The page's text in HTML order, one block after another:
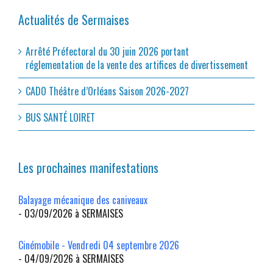
Actualités de Sermaises
Arrêté Préfectoral du 30 juin 2026 portant
réglementation de la vente des artifices de divertissement
CADO Théâtre d’Orléans Saison 2026-2027
BUS SANTÉ LOIRET
Les prochaines manifestations
Balayage mécanique des caniveaux
- 03/09/2026 à SERMAISES
Cinémobile - Vendredi 04 septembre 2026
- 04/09/2026 à SERMAISES